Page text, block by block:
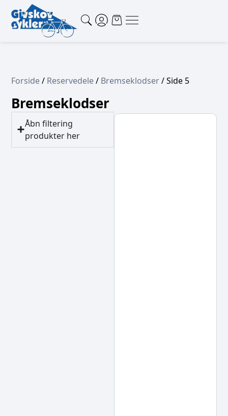
Forside/ Reservedele/ Bremseklodser/ Side 5
Bremseklodser
Åbn filtering
produkter her